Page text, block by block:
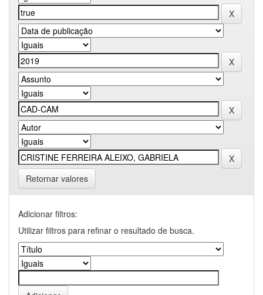
Retornar valores
Adicionar filtros:
Utilizar filtros para refinar o resultado de busca.